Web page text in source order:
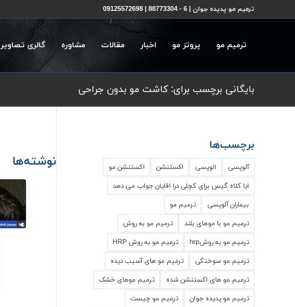
ترمیم مو پدیده جوان | 6 - 88773304 | 09125572698
ترمیم مو پروتز مو اخبار مقالات مشاوره گالری تصاویر
بایگانی برچسب برای: کاشت مو بدون جراحی
نوشته‌ها
برچسب‌ها
آلوپسی الوپسی اکستنشن
اکستنشن مو
ایا کلاه گیس برای کچلی درا اقایان جواب می دهد
بیماران آلوپسی
ترمیم مو
ترمیم مو با موهای بلند
ترمیم مو به روش
ترمیم مو به روشhrp
ترمیم مو به روش HRP
ترمیم مو سوختگی
ترمیم مو های آسیب دیده
ترمیم مو های اکستنشن شده
ترمیم موهای خشک
ترمیم مو پدیده جوان
ترمیم مو چیست